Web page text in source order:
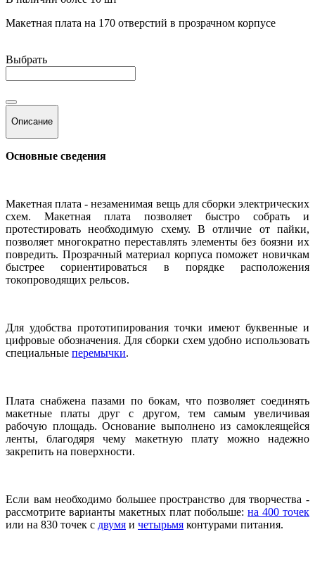
Макетная плата на 170 отверстий в прозрачном корпусе
Выбрать
Описание
Основные сведения
Макетная плата - незаменимая вещь для сборки электрических
схем. Макетная плата позволяет быстро собрать и
протестировать необходимую схему. В отличие от пайки,
позволяет многократно переставлять элементы без боязни их
повредить. Прозрачный материал корпуса поможет новичкам
быстрее сориентироваться в порядке расположения
токопроводящих рельсов.
Для удобства прототипирования точки имеют буквенные и
цифровые обозначения. Для сборки схем удобно использовать
специальные перемычки.
Плата снабжена пазами по бокам, что позволяет соединять
макетные платы друг с другом, тем самым увеличивая
рабочую площадь. Основание выполнено из самоклеящейся
ленты, благодяря чему макетную плату можно надежно
закрепить на поверхности.
Если вам необходимо большее пространство для творчества -
рассмотрите варианты макетных плат побольше:на 400 точек
или на 830 точек с двумя и четырьмя контурами питания.